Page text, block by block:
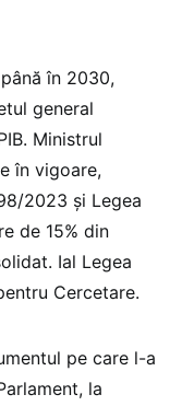
în 2030,
general
Ministrul
în vigoare,
2023 și Legea
de 15% din
Ial Legea
Cercetare.
pe care l-a
la